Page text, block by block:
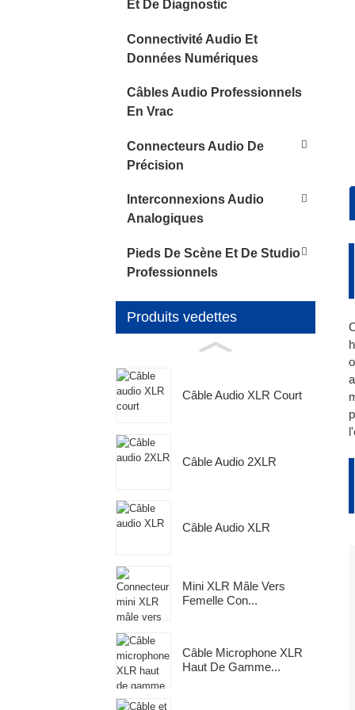
Et De Diagnostic
Connectivité Audio Et
Données Numériques
Câbles Audio Professionnels
En Vrac
Connecteurs Audio De
Précision
Interconnexions Audio
Analogiques
Pieds De Scène Et De Studio
Professionnels
Produits vedettes
Câble Audio XLR Court
Câble Audio 2XLR
Câble Audio XLR
Mini XLR Mâle Vers
Femelle Con...
Câble Microphone XLR
Haut De Gamme...